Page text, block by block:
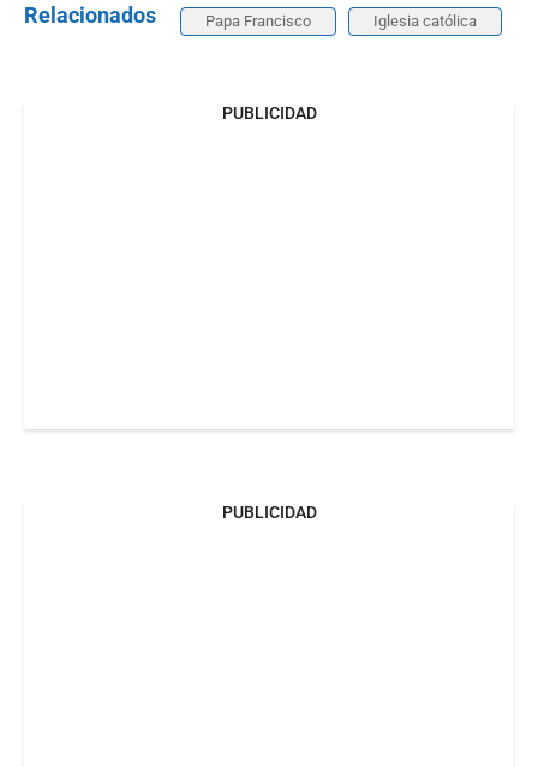
Relacionados Papa Francisco Iglesia católica
PUBLICIDAD
PUBLICIDAD